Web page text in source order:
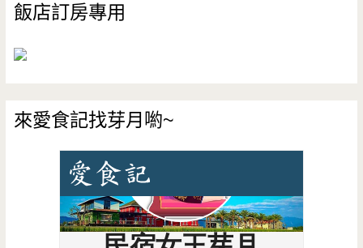
飯店訂房專用
來愛食記找芽月喲~